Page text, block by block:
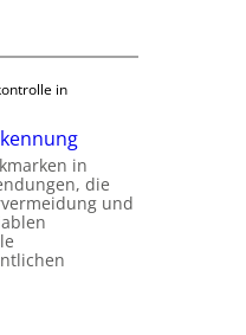
in
in
die
und